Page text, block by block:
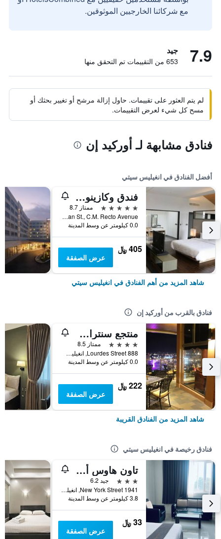
مع شركائنا الخارجيين الموثوقين.
7.9 جيد
653 من التقييمات تم التحقق منها
لم يتم العثور على تقييمات. حاول إزالة مرشح أو تغيير بحثك أو
مسح كل شيء لعرض التقييمات.
فنادق مشابهة لـ أوركيد إن
أفضل الفنادق في انغيليس سيتي
فندق وكازينو Midori Clark
5 نجوم
ممتاز 8.7
Kalayaan St., C.M. Recto Avenue, انغيليس سيتي, الفلبين
0.0 كيلومتر عن وسط المدينة
405 ﷼
عرض الصفقة
شاهد المزيد من أهم الفنادق في انغيليس سيتي
فنادق بالقرب من أوركيد إن
منتجع سنترال بارك تاور
4 نجوم
ممتاز 8.5
888 Lourdes Street, انغيليس سيتي, الفلبين
0.0 كيلومتر عن وسط المدينة
222 ﷼
عرض الصفقة
شاهد المزيد من الفنادق القريبة
فنادق رخيصة في انغيليس سيتي
تاون هاوس أوك فيرا هوتل نير كلارك إنترناشونال أيربورت
3 نجوم
جيد 6.2
1941 New York Street, انغيليس سيتي, الفلبين
3.8 كيلومتر عن وسط المدينة
33 ﷼
عرض الصفقة